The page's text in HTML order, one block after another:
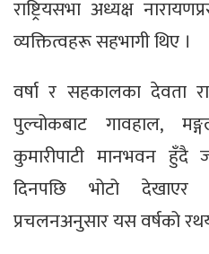
राष्ट्रियसभा अध्यक्ष
व्यक्तित्वहरू सहभागी थिए ।
वर्षा र सहकालका देवता
पुल्चोकबाट गावहाल,
कुमारीपाटी मानभवन हुँदै
दिनपछि भोटो देखाएर
प्रचलनअनुसार यस वर्षको